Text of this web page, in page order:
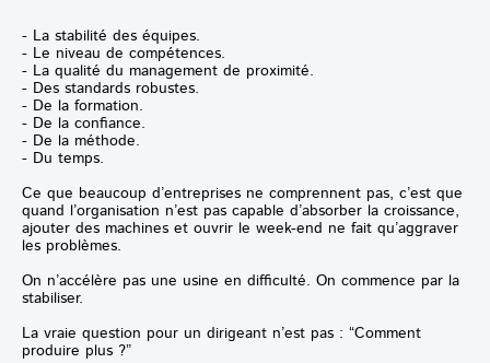
- La stabilité des équipes.
- Le niveau de compétences.
- La qualité du management de proximité.
- Des standards robustes.
- De la formation.
- De la confiance.
- De la méthode.
- Du temps.
Ce que beaucoup d’entreprises ne comprennent pas, c’est que
quand l’organisation n’est pas capable d’absorber la croissance,
ajouter des machines et ouvrir le week-end ne fait qu’aggraver
les problèmes.
On n’accélère pas une usine en difficulté. On commence par la
stabiliser.
La vraie question pour un dirigeant n’est pas : “Comment
produire plus ?”